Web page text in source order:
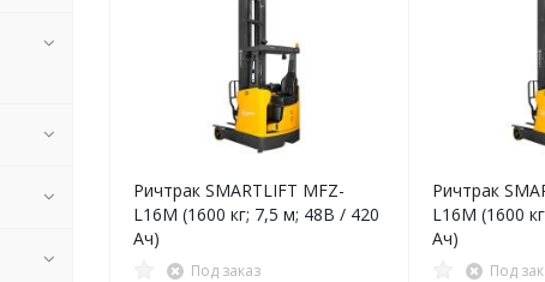
Ричтрак SMARTLIFT MFZ-
L16M (1600 кг; 7,5 м; 48В / 420
Ач)
Под заказ
Ричтрак
L16M (1600
Ач)
Под